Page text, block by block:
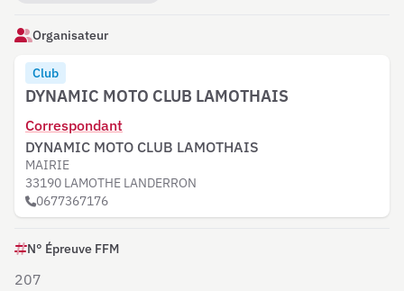
Organisateur
Club
DYNAMIC MOTO CLUB LAMOTHAIS
Correspondant
DYNAMIC MOTO CLUB LAMOTHAIS
MAIRIE
33190 LAMOTHE LANDERRON
0677367176
N° Épreuve FFM
207